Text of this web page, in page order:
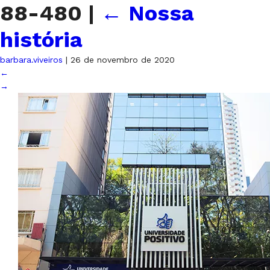
88-480 | ← Nossa
história
barbara.viveiros | 26 de novembro de 2020
←
→